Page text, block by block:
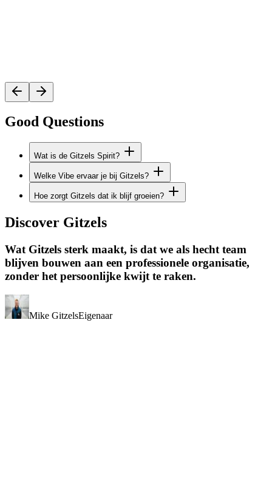
Good Questions
Wat is de Gitzels Spirit?
Welke Vibe ervaar je bij Gitzels?
Hoe zorgt Gitzels dat ik blijf groeien?
Discover Gitzels
Wat Gitzels sterk maakt, is dat we als hecht team
blijven bouwen aan een professionele organisatie,
zonder het persoonlijke kwijt te raken.
Mike GitzelsEigenaar